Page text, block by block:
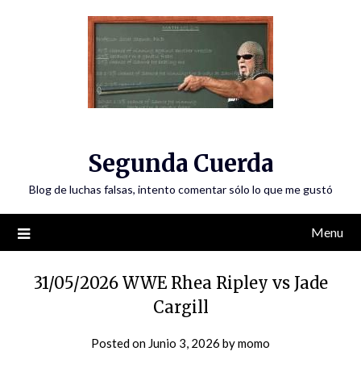
Segunda Cuerda
Blog de luchas falsas, intento comentar sólo lo que me gustó
Menu
31/05/2026 WWE Rhea Ripley vs Jade
Cargill
Posted on Junio 3, 2026 bymomo